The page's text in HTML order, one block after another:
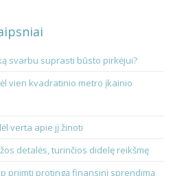
svarbu suprasti būsto pirkėjui?
vien kvadratinio metro įkainio
verta apie jį žinoti
detalės, turinčios didelę reikšmę
priimti protingą finansinį sprendimą